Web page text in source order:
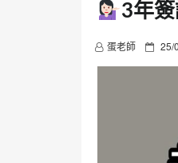
3年
蛋老師
P 25/